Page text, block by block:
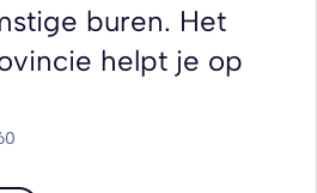
buren. Het
helpt je op